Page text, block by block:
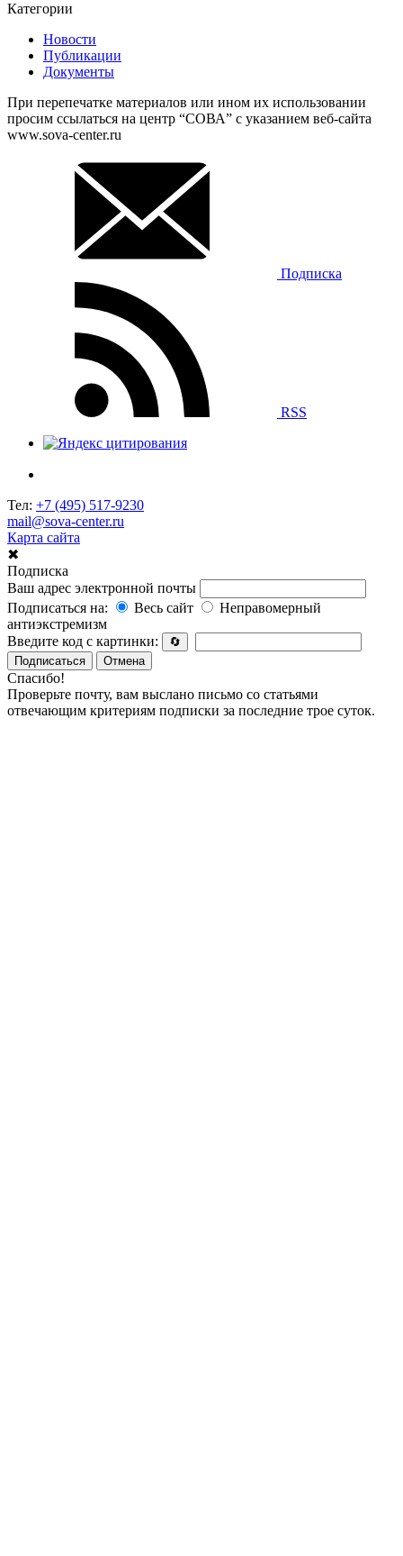
Категории
Новости
Публикации
Документы
При перепечатке материалов или ином их использовании
просим ссылаться на центр “СОВА” с указанием веб-сайта
www.sova-center.ru
Подписка
RSS
Тел: +7 (495) 517-9230
mail@sova-center.ru
Карта сайта
✖
Подписка
Ваш адрес электронной почты
Подписаться на:
Весь сайт
Неправомерный
антиэкстремизм
Введите код с картинки:
🔄
Подписаться
Отмена
Спасибо!
Проверьте почту, вам выслано письмо со статьями
отвечающим критериям подписки за последние трое суток.